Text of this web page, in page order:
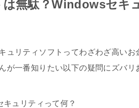
は無駄？Windowsセキ
ュリティソフトってわざわざ高いお
が一番知りたい以下の疑問にズバリ
ュリティって何？